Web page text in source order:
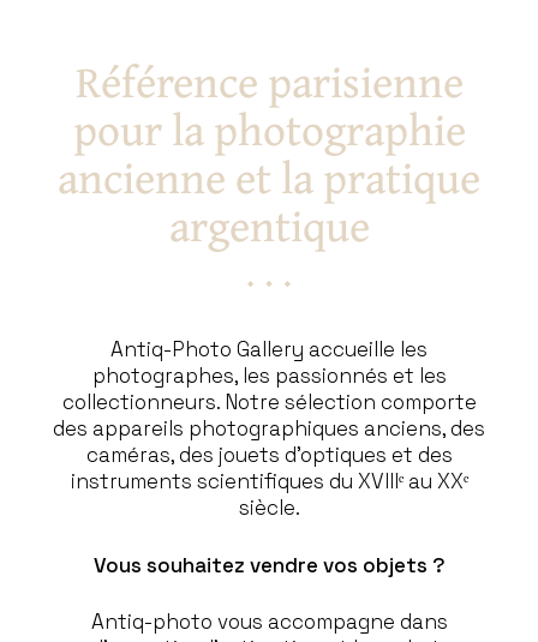
Référence parisienne
pour la photographie
ancienne et la pratique
argentique
Antiq-Photo Gallery accueille les
photographes, les passionnés et les
collectionneurs. Notre sélection comporte
des appareils photographiques anciens, des
caméras, des jouets d’optiques et des
instruments scientifiques du XVIIIᵉ au XXᵉ
siècle.
Vous souhaitez vendre vos objets ?
Antiq-photo vous accompagne dans